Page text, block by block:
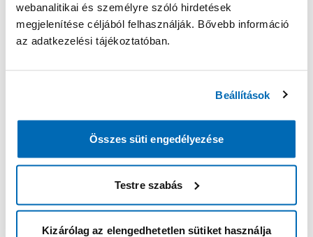
webanalitikai és személyre szóló hirdetések
megjelenítése céljából felhasználják. Bővebb információ
az adatkezelési tájékoztatóban.
Beállítások
Összes süti engedélyezése
Testre szabás
Kizárólag az elengedhetetlen sütiket használja